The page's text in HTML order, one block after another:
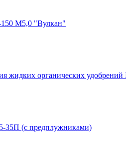
150 М5,0 "Вулкан"
жидких органических
35П (с предплужниками)